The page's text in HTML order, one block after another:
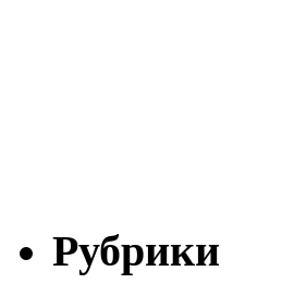
Рубрики